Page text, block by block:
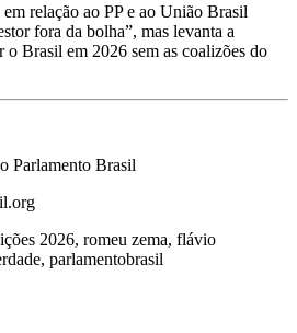
relação ao PP e ao União Brasil
fora da bolha”, mas levanta a
Brasil em 2026 sem as coalizões do
Parlamento Brasil
2026, romeu zema, flávio
parlamentobrasil